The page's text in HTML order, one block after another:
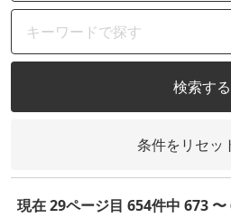
検索する
条件をリセッ
現在 29ページ目 654件中 673